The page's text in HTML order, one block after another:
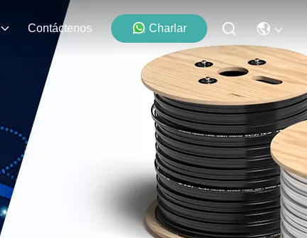
Contáctenos Charlar